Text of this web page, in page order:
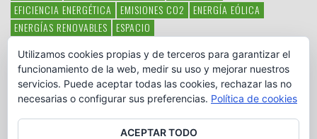
EFICIENCIA ENERGÉTICA
EMISIONES CO2
ENERGÍA EÓLICA
ENERGÍAS RENOVABLES
ESPACIO
HAMBRE LATINOAMÉRICA MEDIO AMBIENTE
MÉXICO
OBJETIVOS DEL MILENIO
ONGS PAZ POBREZA POESÍA
POLITICA
PUEBLOS INDÍGENAS RSC RSE
SOBERANÍA ALIMENTARIA
SOLIDARIDAD SOSTENIBILIDAD TECNOLOGÍA VERTIDO PETROLEO
Utilizamos cookies propias y de terceros para garantizar el
funcionamiento de la web, medir su uso y mejorar nuestros
servicios. Puede aceptar todas las cookies, rechazar las no
necesarias o configurar sus preferencias. Política de cookies
ACEPTAR TODO